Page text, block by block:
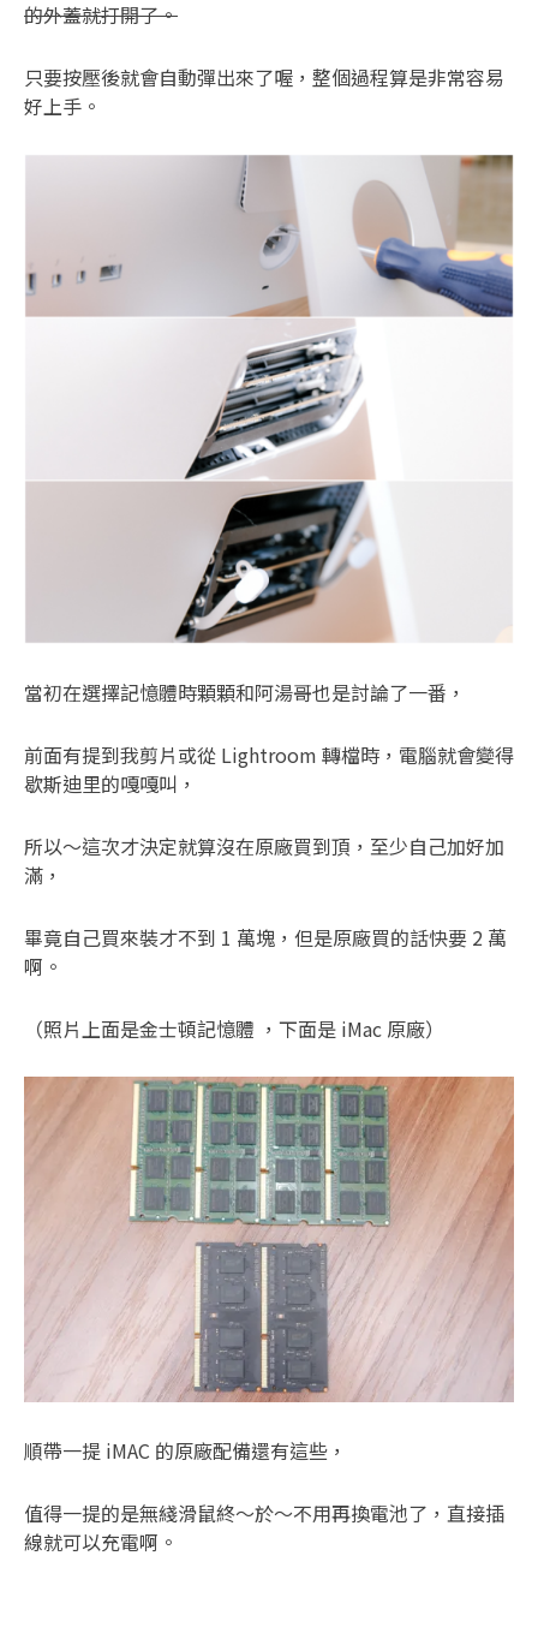
的外蓋就打開了。
只要按壓後就會自動彈出來了喔，整個過程算是非常容易
好上手。
當初在選擇記憶體時顆顆和阿湯哥也是討論了一番，
前面有提到我剪片或從 Lightroom 轉檔時，電腦就會變得
歇斯迪里的嘎嘎叫，
所以～這次才決定就算沒在原廠買到頂，至少自己加好加
滿，
畢竟自己買來裝才不到 1 萬塊，但是原廠買的話快要 2 萬
啊。
（照片上面是金士頓記憶體 ，下面是 iMac 原廠）
順帶一提 iMAC 的原廠配備還有這些，
值得一提的是無綫滑鼠終～於～不用再換電池了，直接插
線就可以充電啊。